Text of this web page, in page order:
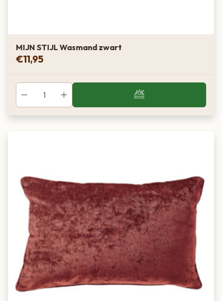
MIJN STIJL Wasmand zwart
€11,95